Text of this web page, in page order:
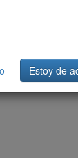
per: Més
Estoy de